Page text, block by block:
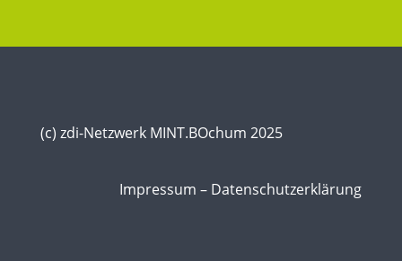
(c) zdi-Netzwerk MINT.BOchum 2025
Impressum – Datenschutzerklärung